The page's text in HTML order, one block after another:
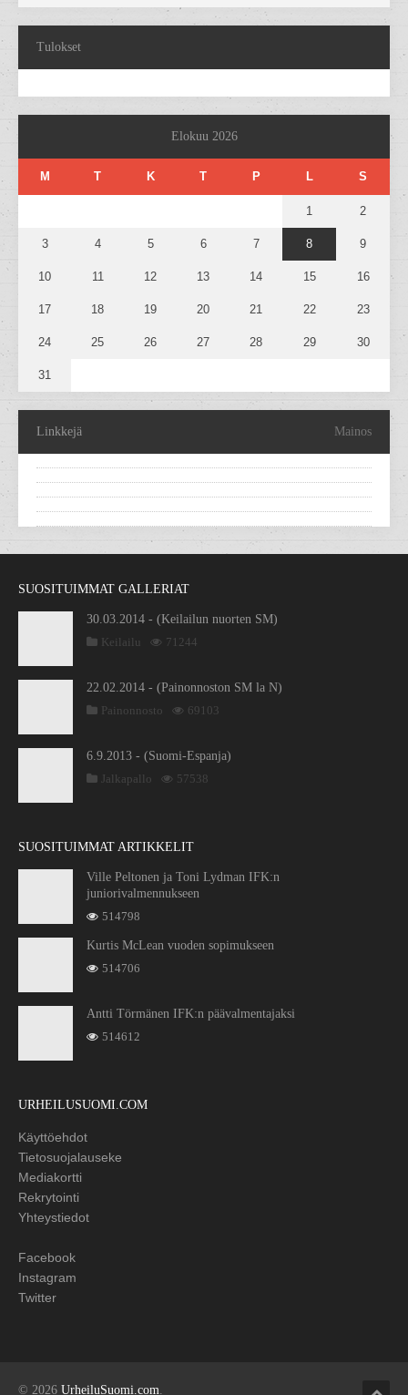
Tulokset
Elokuu 2026
M T K T P L S
1 2
3 4 5 6 7 8 9
10 11 12 13 14 15 16
17 18 19 20 21 22 23
24 25 26 27 28 29 30
31
Linkkejä Mainos
SUOSITUIMMAT GALLERIAT
30.03.2014 - (Keilailun nuorten SM)
Keilailu
71244
22.02.2014 - (Painonnoston SM la N)
Painonnosto
69103
6.9.2013 - (Suomi-Espanja)
Jalkapallo
57538
SUOSITUIMMAT ARTIKKELIT
Ville Peltonen ja Toni Lydman IFK:n
juniorivalmennukseen
514798
Kurtis McLean vuoden sopimukseen
514706
Antti Törmänen IFK:n päävalmentajaksi
514612
URHEILUSUOMI.COM
Käyttöehdot
Tietosuojalauseke
Mediakortti
Rekrytointi
Yhteystiedot
Facebook
Instagram
Twitter
© 2026 UrheiluSuomi.com.